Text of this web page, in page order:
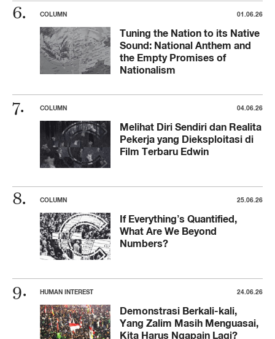
COLUMN 01.06.26
Tuning the Nation to its Native
Sound: National Anthem and
the Empty Promises of
Nationalism
COLUMN 04.06.26
Melihat Diri Sendiri dan Realita
Pekerja yang Dieksploitasi di
Film Terbaru Edwin
COLUMN 25.06.26
If Everything’s Quantified,
What Are We Beyond
Numbers?
HUMAN INTEREST 24.06.26
Demonstrasi Berkali-kali,
Yang Zalim Masih Menguasai,
Kita Harus Ngapain Lagi?